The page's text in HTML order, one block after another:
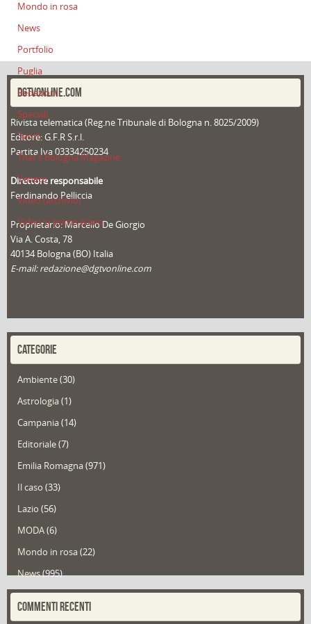
Mondo in rosa
News
Portfolio
Puglia
Redazioni
Speciali
Sport
That's Bologna Magazine
Veneto
Video (archivio)
Video in primo piano
DGTVONLINE.COM
Rivista telematica (Reg.ne Tribunale di Bologna n. 8025/2009)
Editore: G.F.R S.r.l.
Partita Iva 03334250234
Direttore responsabile
Ferdinando Pelliccia
Proprietario: Marcello De Giorgio
Via A. Costa, 78
40134 Bologna (BO) Italia
E-mail: redazione@dgtvonline.com
CATEGORIE
Ambiente(30)
Astrologia(1)
Campania(14)
Editoriale(7)
Emilia Romagna(971)
Il caso (33)
Lazio (56)
MODA(6)
Mondo in rosa(22)
News(995)
Portfolio(1)
COMMENTI RECENTI